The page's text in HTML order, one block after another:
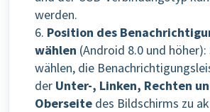
werden.
6. Position des
wählen (Android 8.0 und höher):
wählen, die
der Unter-, Linken, Rechten
Oberseite des Bildschirms zu